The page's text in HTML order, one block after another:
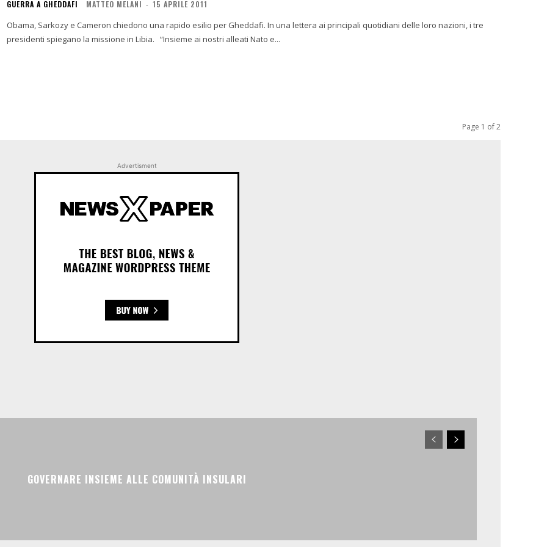
GUERRA A GHEDDAFI MATTEO MELANI - 15 APRILE 2011
Obama, Sarkozy e Cameron chiedono una rapido esilio per Gheddafi. In una lettera ai principali quotidiani delle loro nazioni, i tre
presidenti spiegano la missione in Libia. “Insieme ai nostri alleati Nato e...
Page 1 of 2
Advertisment
GOVERNARE INSIEME ALLE COMUNITÀ INSULARI